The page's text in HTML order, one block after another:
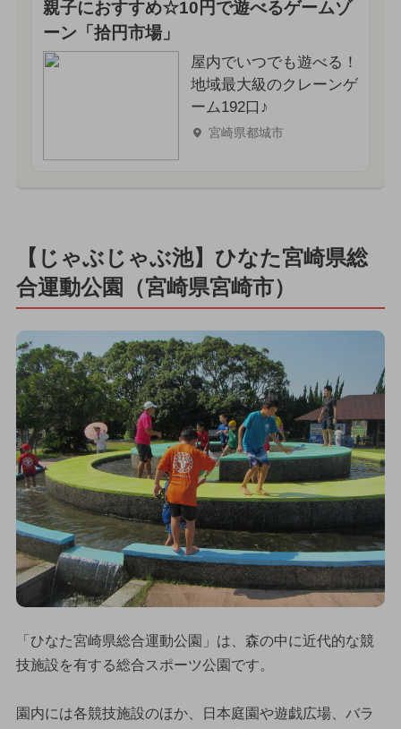
親子におすすめ☆10円で遊べるゲームゾ
ーン「拾円市場」
屋内でいつでも遊べる！
地域最大級のクレーンゲ
ーム192口♪
宮崎県都城市
【じゃぶじゃぶ池】ひなた宮崎県総
合運動公園（宮崎県宮崎市）
「ひなた宮崎県総合運動公園」は、森の中に近代的な競
技施設を有する総合スポーツ公園です。
園内には各競技施設のほか、日本庭園や遊戯広場、バラ